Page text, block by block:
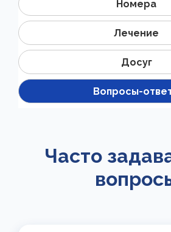
Номера
Лечение
Досуг
Вопросы-
Часто